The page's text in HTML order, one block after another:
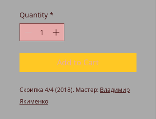
Quantity *
Add to Cart
Скрипка 4/4 (2018). Мастер: Владимир
Якименко